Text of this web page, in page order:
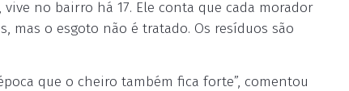
no bairro há 17. Ele conta que cada morador
mas o esgoto não é tratado. Os resíduos são
que o cheiro também fica forte”, comentou